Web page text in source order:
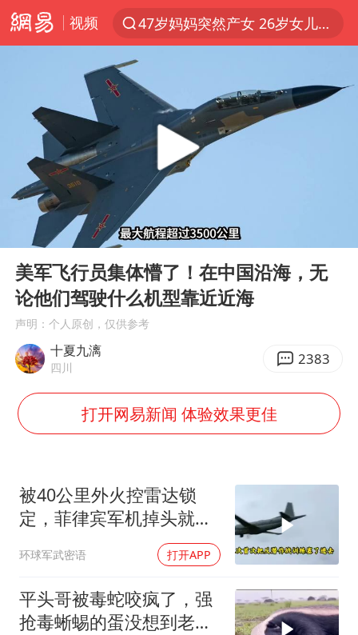
视频
47岁妈妈突然产女 26岁女儿：很震惊
斯诺克中国公开赛8日开杆
台风白海豚最新路径研判来了
AI能不能接广告
OpenAI为免费用户升级GPT-5.6 Luna
我国编制完成新版全月地质图
现代版摸金校尉落网查获400多枚古币
毛宁转发梯田音乐会视频海外网友赞叹
张帅不敌萨巴伦卡无缘多伦多站16强
平津战役纪念馆里“话”传承
多地要求领导干部带头休假
奋进开新局 实干挑大梁
Play
00:00
美军飞行员集体懵了！在中国沿海，无
论他们驾驶什么机型靠近近海
声明：个人原创，仅供参考
十夏九漓
四川 2383
打开网易新闻 体验效果更佳
被40公里外火控雷达锁
定，菲律宾军机掉头就
跑，欧盟1500万也救不了
场
环球军武密语 打开APP
平头哥被毒蛇咬疯了，强
抢毒蜥蜴的蛋没想到老婆